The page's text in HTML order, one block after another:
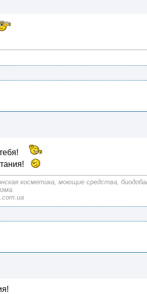
косметика, моющие средства,